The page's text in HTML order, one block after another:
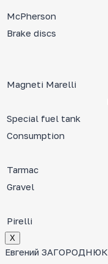
McPherson
Brake discs
Magneti Marelli
Special fuel tank
Consumption
Tarmac
Gravel
Pirelli
Х
Евгений ЗАГОРОДНЮК